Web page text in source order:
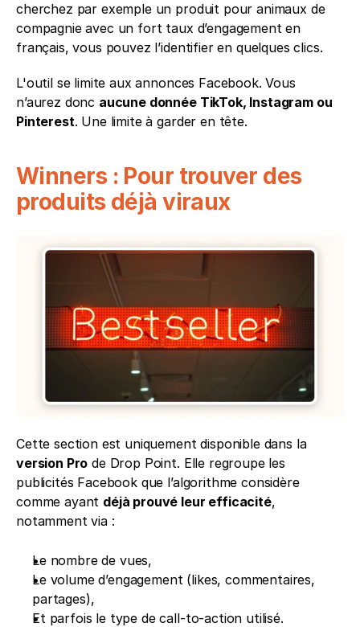
cherchez par exemple un produit pour animaux de
compagnie avec un fort taux d’engagement en
français, vous pouvez l’identifier en quelques clics.
L'outil se limite aux annonces Facebook. Vous
n’aurez donc aucune donnée TikTok, Instagram ou
Pinterest. Une limite à garder en tête.
Winners : Pour trouver des
produits déjà viraux
Cette section est uniquement disponible dans la
version Pro de Drop Point. Elle regroupe les
publicités Facebook que l’algorithme considère
comme ayant déjà prouvé leur efficacité,
notamment via :
Le nombre de vues,
Le volume d’engagement (likes, commentaires,
partages),
Et parfois le type de call-to-action utilisé.